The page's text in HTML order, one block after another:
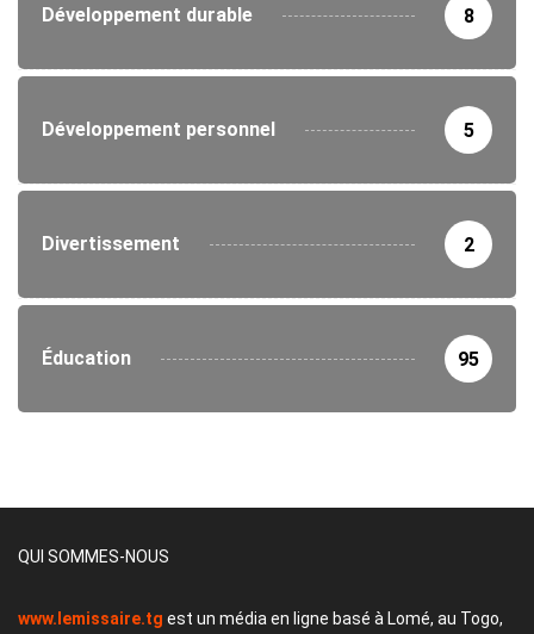
Développement durable 8
Développement personnel 5
Divertissement 2
Éducation 95
QUI SOMMES-NOUS
www.lemissaire.tg est un média en ligne basé à Lomé, au Togo,